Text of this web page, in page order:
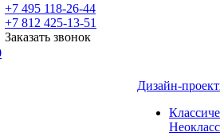
+7 495 118-26-44
+7 812 425-13-51
Заказать звонок
Дизайн-